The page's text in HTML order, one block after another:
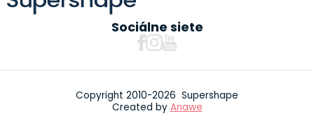
Sociálne siete
Copyright 2010-2026 Supershape
Created by Anawe